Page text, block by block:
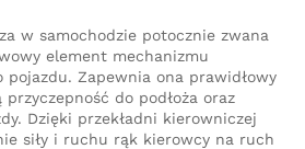
w samochodzie potocznie zwana
element mechanizmu
pojazdu. Zapewnia ona prawidłowy
do podłoża oraz
Dzięki przekładni kierowniczej
siły i ruchu rąk kierowcy na ruch